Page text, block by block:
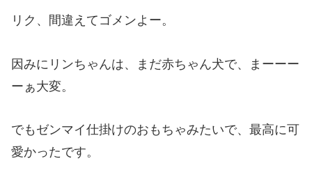
リク、間違えてゴメンよー。
因みにリンちゃんは、まだ赤ちゃん犬で、まーーー
ーぁ大変。
でもゼンマイ仕掛けのおもちゃみたいで、最高に可
愛かったです。